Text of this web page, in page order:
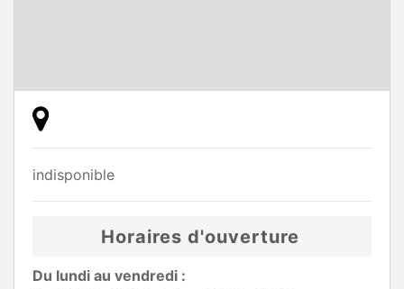
indisponible
Horaires d'ouverture
Du lundi au vendredi :